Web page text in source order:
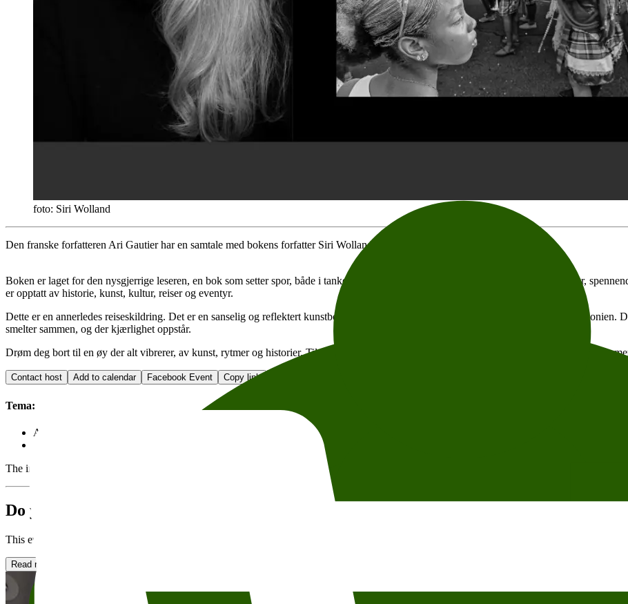
foto: Siri Wolland
Den franske forfatteren Ari Gautier har en samtale med bokens forfatter Siri Wolland, hovedsakelig på norsk.
Boken er laget for den nysgjerrige leseren, en bok som setter spor, både i tankene og i sansene. Det er en visuell bok, med kunstbilder,
er opptatt av historie, kunst, kultur, reiser og eventyr.
Dette er en annerledes reiseskildring. Det er en sanselig og reflektert kunstbok som tar deg med til hjertet av denne tidligere franske
smelter sammen, og der kjærlighet oppstår.
Drøm deg bort til en øy der alt vibrerer, av kunst, rytmer og historier. Til Martinique, den karibiske øya som bærer på en tung kolonihistorie,
Contact host Add to calendar Facebook Event Copy link
Tema:
Arts, music and theatre
The individual organizer is responsible for the event and text, obtaining photo permission, and photo credit. For questions about content,
Do you want to rent Kverneland?
This event will take place in Kverneland. Kverneland er en lys sal med utsikt mot Slottsparken.
Read more about renting